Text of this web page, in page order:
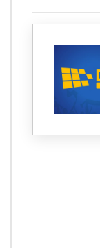
pavimentação